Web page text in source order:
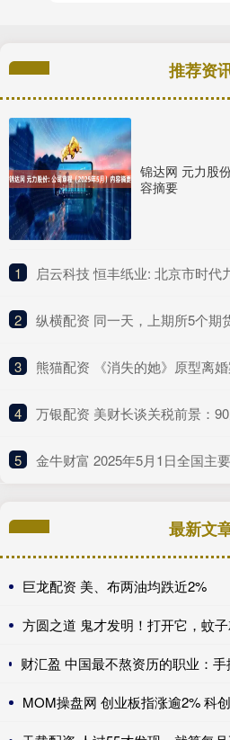
推荐资
锦达网 元力股
容摘要
1 启云科技 恒丰纸业: 北京市时代九和律师事务所关于牡丹江恒丰纸业股份有限公
2 纵横配资 同一天，上期所5个期货和期
3 熊猫配资 《消失的她》原型离婚案本周
4 万银配资 美财长谈关税前景：90天内完不成
5 金牛财富 2025年5月1日全国主
最新文
巨龙配资 美、布两油均跌近2%
MOM操盘网 创业板指涨逾2% 科